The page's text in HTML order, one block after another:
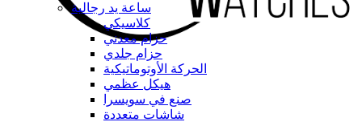
ساعة يد رجالية
كلاسيكي
حزام معدني
حزام جلدي
الحركة الأوتوماتيكية
هيكل عظمي
صنع في سويسرا
شاشات متعددة